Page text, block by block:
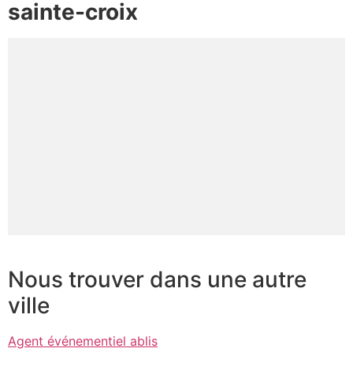
sainte-croix
Nous trouver dans une autre
ville
Agent événementiel ablis